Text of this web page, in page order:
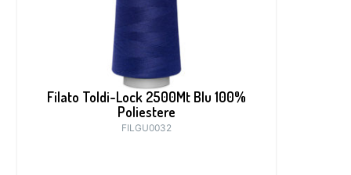
Filato Toldi-Lock 2500Mt Blu 100%
Poliestere
FILGU0032